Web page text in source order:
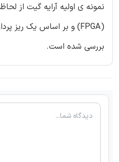
نمونه ی اولیه آرایه گیت از
بررسی شده است.